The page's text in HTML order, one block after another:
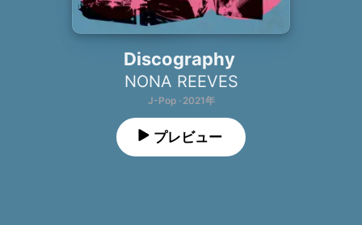
Discography
NONA REEVES
J-Pop · 2021年
プレビュー